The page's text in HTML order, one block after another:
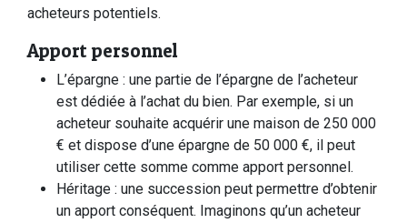
acheteurs potentiels.
Apport personnel
L’épargne : une partie de l’épargne de l’acheteur
est dédiée à l’achat du bien. Par exemple, si un
acheteur souhaite acquérir une maison de 250 000
€ et dispose d’une épargne de 50 000 €, il peut
utiliser cette somme comme apport personnel.
Héritage : une succession peut permettre d’obtenir
un apport conséquent. Imaginons qu’un acheteur